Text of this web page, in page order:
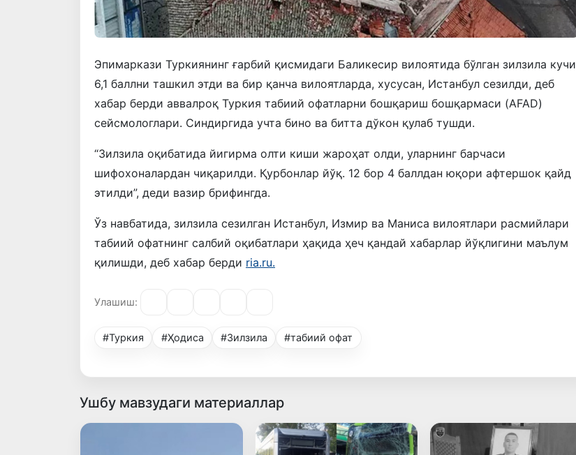
Эпимаркази Туркиянинг ғарбий қисмидаги Баликесир вилоятида бўлган зилзила кучи
6,1 баллни ташкил этди ва бир қанча вилоятларда, хусусан, Истанбул сезилди, деб
хабар берди аввалроқ Туркия табиий офатларни бошқариш бошқармаси (AFAD)
сейсмологлари. Синдиргида учта бино ва битта дўкон қулаб тушди.
“Зилзила оқибатида йигирма олти киши жароҳат олди, уларнинг барчаси
шифохоналардан чиқарилди. Қурбонлар йўқ. 12 бор 4 баллдан юқори афтершок қайд
этилди”, деди вазир брифингда.
Ўз навбатида, зилзила сезилган Истанбул, Измир ва Маниса вилоятлари расмийлари
табиий офатнинг салбий оқибатлари ҳақида ҳеч қандай хабарлар йўқлигини маълум
қилишди, деб хабар берди ria.ru.
Улашиш:
#Туркия #Ҳодиса #Зилзила #табиий офат
Ушбу мавзудаги материаллар